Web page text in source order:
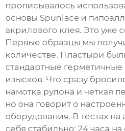
прописывалось
основы Spunlace и
акрилового клея. Это уже
Первые образцы мы
количестве. Пластыри
стандартные герметичные
изысков. Что сразу
намотка рулона и четкая
но она говорит о
оборудования. В тестах на
себя стабильно: 24 часа